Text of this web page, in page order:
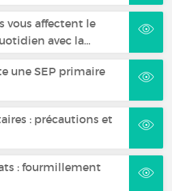
vous affectent le
avec la…
une SEP primaire
: précautions et
: fourmillement